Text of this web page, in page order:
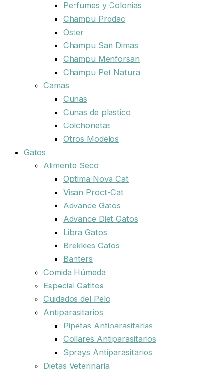
Perfumes y Colonias
Champu Prodac
Oster
Champu San Dimas
Champu Menforsan
Champu Pet Natura
Camas
Cunas
Cunas de plastico
Colchonetas
Otros Modelos
Gatos
Alimento Seco
Optima Nova Cat
Visan Proct-Cat
Advance Gatos
Advance Diet Gatos
Libra Gatos
Brekkies Gatos
Banters
Comida Húmeda
Especial Gatitos
Cuidados del Pelo
Antiparasitarios
Pipetas Antiparasitarias
Collares Antiparasitarios
Sprays Antiparasitarios
Dietas Veterinaria